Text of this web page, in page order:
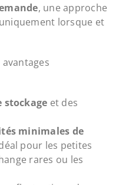
, une approche
lorsque et
stockage et des
minimales de
pour les petites
rares ou les